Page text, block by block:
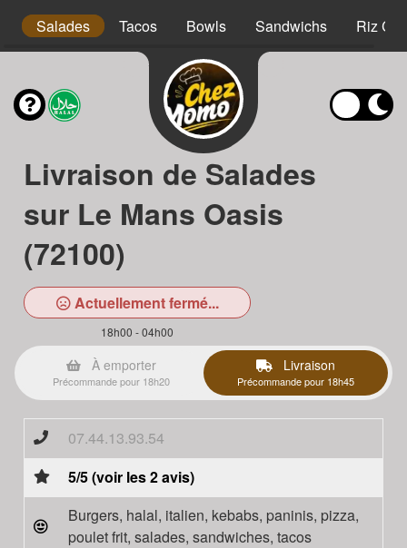
Salades Tacos Bowls Sandwichs Riz
Livraison de Salades
sur Le Mans Oasis
(72100)
Actuellement fermé...
18h00 - 04h00
À emporter
Précommande pour 18h20
Livraison
Précommande pour 18h45
07.44.13.93.54
5/5 (voir les 2 avis)
Burgers, halal, italien, kebabs, paninis, pizza,
poulet frit, salades, sandwiches, tacos